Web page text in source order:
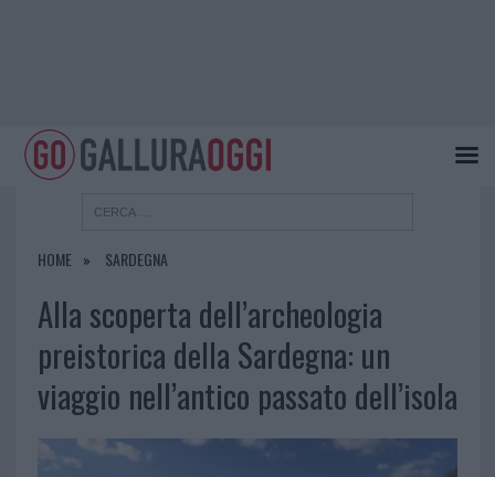
HOME SARDEGNA
Alla scoperta dell’archeologia
preistorica della Sardegna: un
viaggio nell’antico passato dell’isola